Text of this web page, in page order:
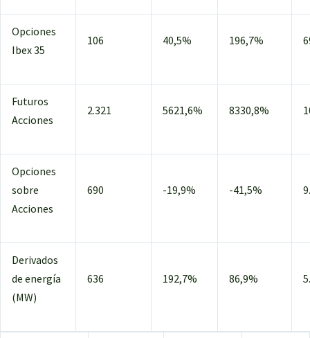
Opciones
Ibex 35
106 40,5% 196,7%
Futuros
Acciones
2.321 5621,6% 8330,8%
Opciones
sobre
Acciones
690 -19,9% -41,5%
Derivados
de energía
(MW)
636 192,7% 86,9%